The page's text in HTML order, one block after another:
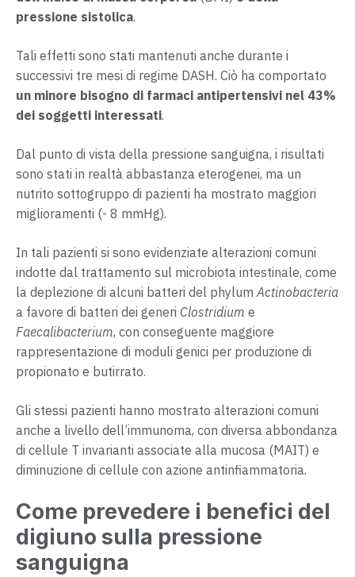
pressione sistolica.
Tali effetti sono stati mantenuti anche durante i
successivi tre mesi di regime DASH. Ciò ha comportato
un minore bisogno di farmaci antipertensivi nel 43%
dei soggetti interessati.
Dal punto di vista della pressione sanguigna, i risultati
sono stati in realtà abbastanza eterogenei, ma un
nutrito sottogruppo di pazienti ha mostrato maggiori
miglioramenti (- 8 mmHg).
In tali pazienti si sono evidenziate alterazioni comuni
indotte dal trattamento sul microbiota intestinale, come
la deplezione di alcuni batteri del phylumActinobacteria
a favore di batteri dei generi Clostridium e
Faecalibacterium, con conseguente maggiore
rappresentazione di moduli genici per produzione di
propionato e butirrato.
Gli stessi pazienti hanno mostrato alterazioni comuni
anche a livello dell’immunoma, con diversa abbondanza
di cellule T invarianti associate alla mucosa (MAIT) e
diminuzione di cellule con azione antinfiammatoria.
Come prevedere i benefici del
digiuno sulla pressione
sanguigna